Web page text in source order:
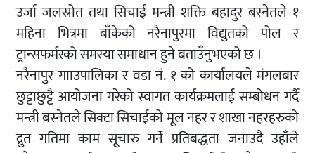
उर्जा जलस्रोत तथा सिचाई मन्त्री शक्ति बहादुर बस्नेतले १
महिना भित्रमा बाँकेको नरैनापुरमा विद्युतको पोल र
ट्रान्सफर्मरको समस्या समाधान हुने बताउँनुभएको छ ।
नरैनापुर गााउपालिका र वडा नं. १ को कार्यालयले मंगलबार
छुट्टाछुट्टै आयोजना गरेको स्वागत कार्यक्रमलाई सम्बोधन गर्दै
मन्त्री बस्नेतले सिक्टा सिचाईको मूल नहर र शाखा नहरहरुको
द्रुत गतिमा काम सूचारु गर्ने प्रतिबद्धता जनाउदै उहाँले